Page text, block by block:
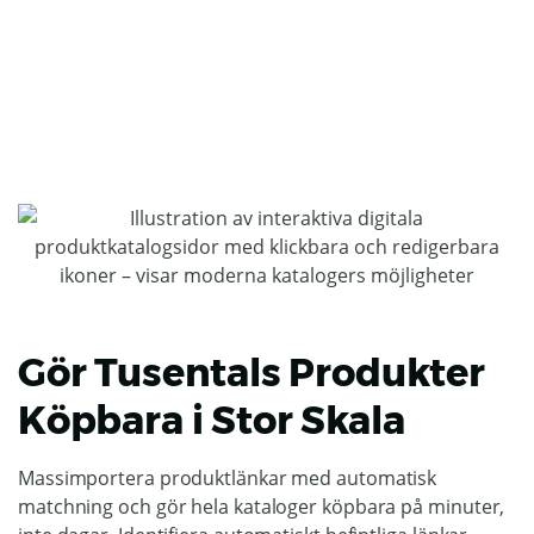
Gör Tusentals Produkter
Köpbara i Stor Skala
Massimportera produktlänkar med automatisk
matchning och gör hela kataloger köpbara på minuter,